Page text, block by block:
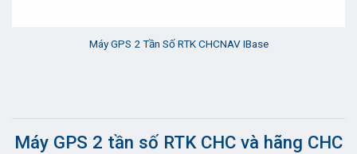
Máy GPS 2 Tần Số RTK CHCNAV IBase
Máy GPS 2 tần số RTK CHC và hãng CHC